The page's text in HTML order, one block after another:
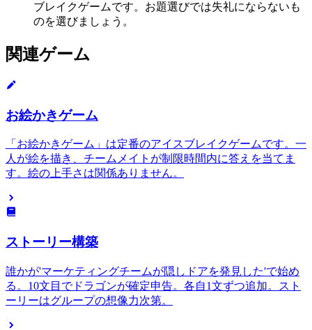
ブレイクゲームです。お題選びでは失礼にならないも
のを選びましょう。
関連ゲーム
お絵かきゲーム
「お絵かきゲーム」は定番のアイスブレイクゲームです。一
人が絵を描き、チームメイトが制限時間内に答えを当てま
す。絵の上手さは関係ありません。
ストーリー構築
誰かが'マーケティングチームが隠しドアを発見した'で始め
る。10文目でドラゴンが確定申告。各自1文ずつ追加。スト
ーリーはグループの想像力次第。